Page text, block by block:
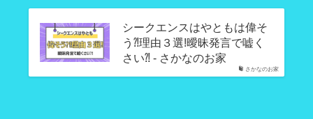
さかなのお家
シークエンスはやともは偉そ
う⁈理由３選!曖昧発言で嘘く
さい⁈ - さかなのお家